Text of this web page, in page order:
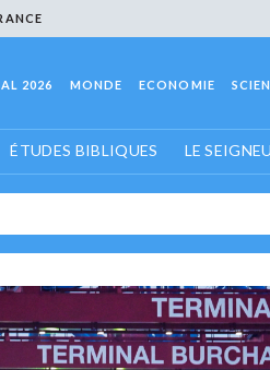
2026 MONDE ECONOMIE
ÉTUDES BIBLIQUES LE